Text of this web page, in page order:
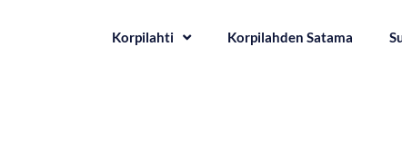
Korpilahti Korpilahden Satama